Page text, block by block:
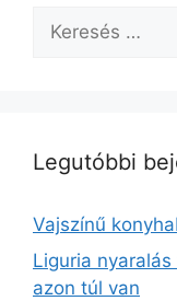
Keresés:
Legutóbbi
Vajszínű
Liguria
azon túl van